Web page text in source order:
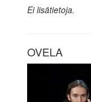
Ei lisätietoja.
OVELA